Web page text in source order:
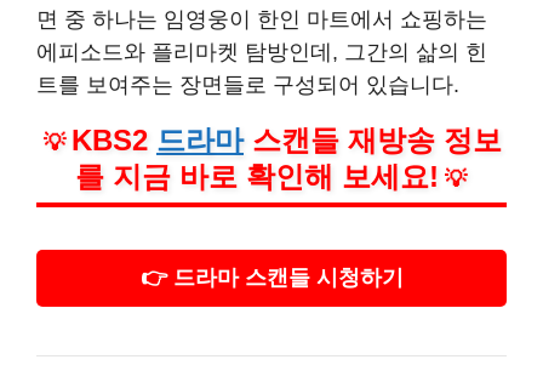
면 중 하나는 임영웅이 한인 마트에서 쇼핑하는
에피소드와 플리마켓 탐방인데, 그간의 삶의 힌
트를 보여주는 장면들로 구성되어 있습니다.
💡 KBS2 드라마스캔들 재방송 정보
를 지금 바로 확인해 보세요! 💡
👉 드라마 스캔들 시청하기